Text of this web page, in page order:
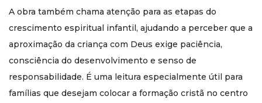
Que os pais são os primeiros e principais educadores dos
forma de aproximar os filhos de Deus é que eles mesmos
vivam próximos de Deus e façam da vida familiar um
ambiente de fé, piedade e virtudes.
Este livro pode ajudar casais
A obra também chama atenção para as etapas do
crescimento espiritual infantil, ajudando a perceber que a
aproximação da criança com Deus exige paciência,
consciência do desenvolvimento e senso de
responsabilidade. É uma leitura especialmente útil para
famílias que desejam colocar a formação cristã no centro